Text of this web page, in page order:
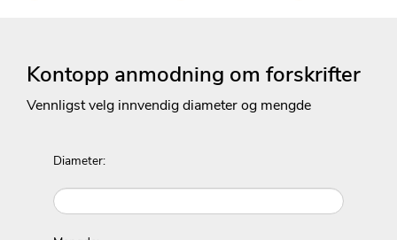
Kontopp anmodning om forskrifter
Vennligst velg innvendig diameter og mengde
Diameter: